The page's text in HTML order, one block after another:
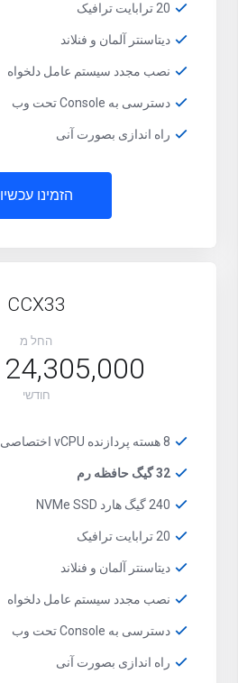
20 ترابایت ترافیک
دیتاسنتر آلمان و فنلاند
نصب مجدد سیستم عامل دلخواه
دسترسی به Console تحت وب
راه اندازی بصورت آنی
הזמינו עכשיו
CCX33
החל מ
24,305,000 تومان
חודשי
8 هسته پردازنده vCPU اختصاصی
32 گیگ حافظه رم
240 گیگ هارد NVMe SSD
20 ترابایت ترافیک
دیتاسنتر آلمان و فنلاند
نصب مجدد سیستم عامل دلخواه
دسترسی به Console تحت وب
راه اندازی بصورت آنی